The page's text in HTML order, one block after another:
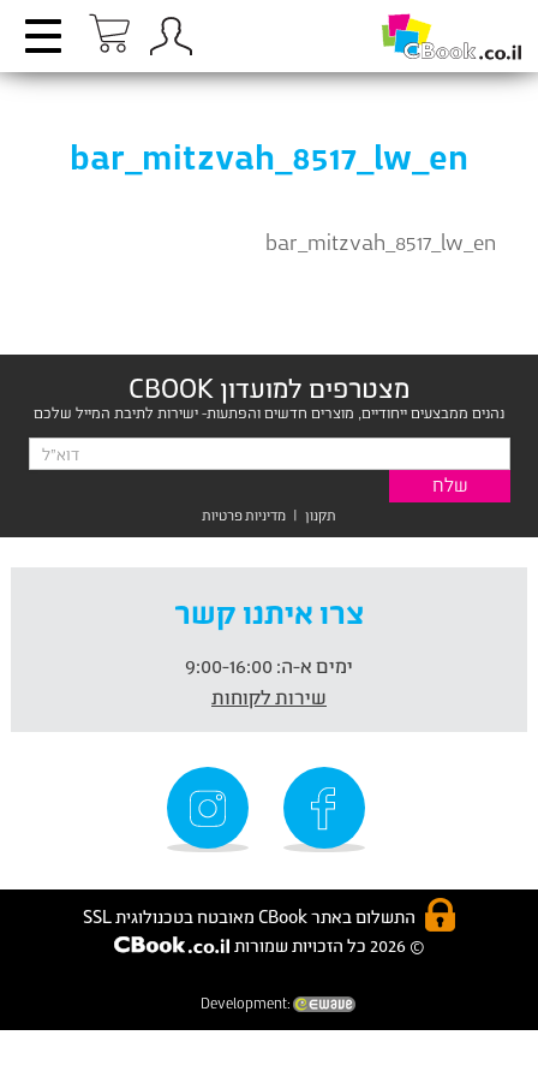
bar_mitzvah_8517_lw_en
bar_mitzvah_8517_lw_en
מצטרפים למועדון CBOOK
נהנים ממבצעים ייחודיים, מוצרים חדשים והפתעות- ישירות לתיבת המייל שלכם
תקנון | מדיניות פרטיות
צרו איתנו קשר
ימים א-ה:
שירות לקוחות
התשלום באתר CBook מאובטח בטכנולוגית SSL
© 2026 כל הזכויות שמורות
Development: